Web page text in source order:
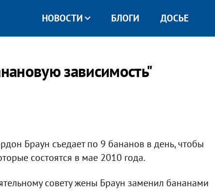
НОВОСТИ БЛОГИ ДОСЬЕ
зависимость"
Браун съедает по 9 бананов в день, чтобы
состоятся в мае 2010 года.
совету жены Браун заменил бананами